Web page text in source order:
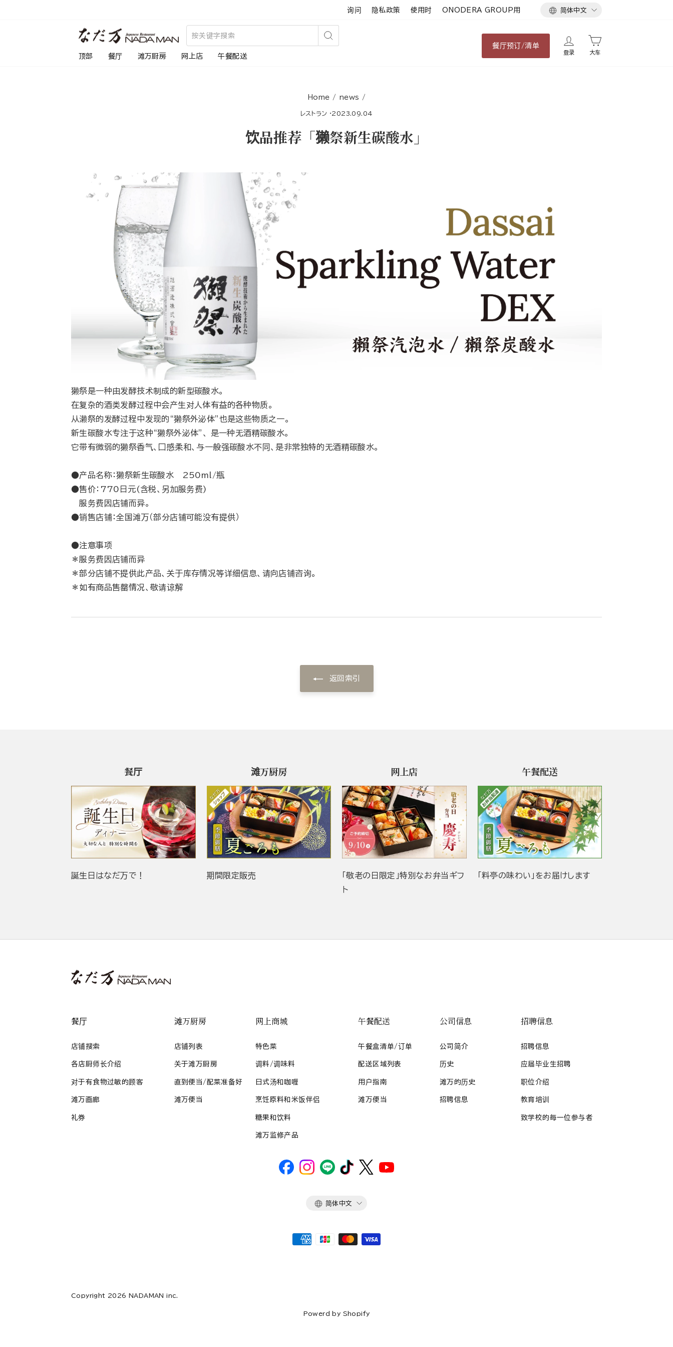
询问 隐私政策 使用时 ONODERA GROUP用
语
简体中文
搜
顶部 餐厅 滩万厨房 网上店 午餐配送
餐厅预订/清单
登录 大车
Home / news /
レストラン ·2023.09.04
饮品推荐「獭祭新生碳酸水」
獭祭是一种由发酵技术制成的新型碳酸水。
在复杂的酒类发酵过程中会产生对人体有益的各种物质。
从濑祭的发酵过程中发现的“獭祭外泌体”也是这些物质之一。
新生碳酸水专注于这种“獭祭外泌体”、 是一种无酒精碳酸水。
它带有微弱的獭祭香气、囗感柔和、与一般强碳酸水不同、是非常独特的无酒精碳酸水。
●产品名称：獭祭新生碳酸水 250ml/瓶
●售价：770日元(含税、另加服务费)
服务费因店铺而异。
●销售店铺：全国滩万（部分店铺可能没有提供）
●注意事项
＊服务费因店铺而异
＊部分店铺不提供此产品、关于库存情况等详细信息、请向店铺咨询。
＊如有商品售罄情况、敬请谅解
返回索引
餐厅
誕生日はなだ万で！
滩万厨房
期間限定販売
网上店
「敬老の日限定」特別なお弁当ギフ
ト
午餐配送
「料亭の味わい」をお届けします
餐厅
店铺搜索
各店厨师长介绍
对于有食物过敏的顾客
滩万画廊
礼券
滩万厨房
店铺列表
关于滩万厨房
直到便当/配菜准备好
滩万便当
网上商城
特色菜
调料/调味料
日式汤和咖喱
烹饪原料和米饭伴侣
糖果和饮料
滩万监修产品
午餐配送
午餐盒清单/订单
配送区域列表
用户指南
滩万便当
公司信息
公司简介
历史
滩万的历史
招聘信息
招聘信息
招聘信息
应届毕业生招聘
职位介绍
教育培训
致学校的每一位参与者
语
简体中文
Copyright 2026 NADAMAN inc.
Powerd by Shopify